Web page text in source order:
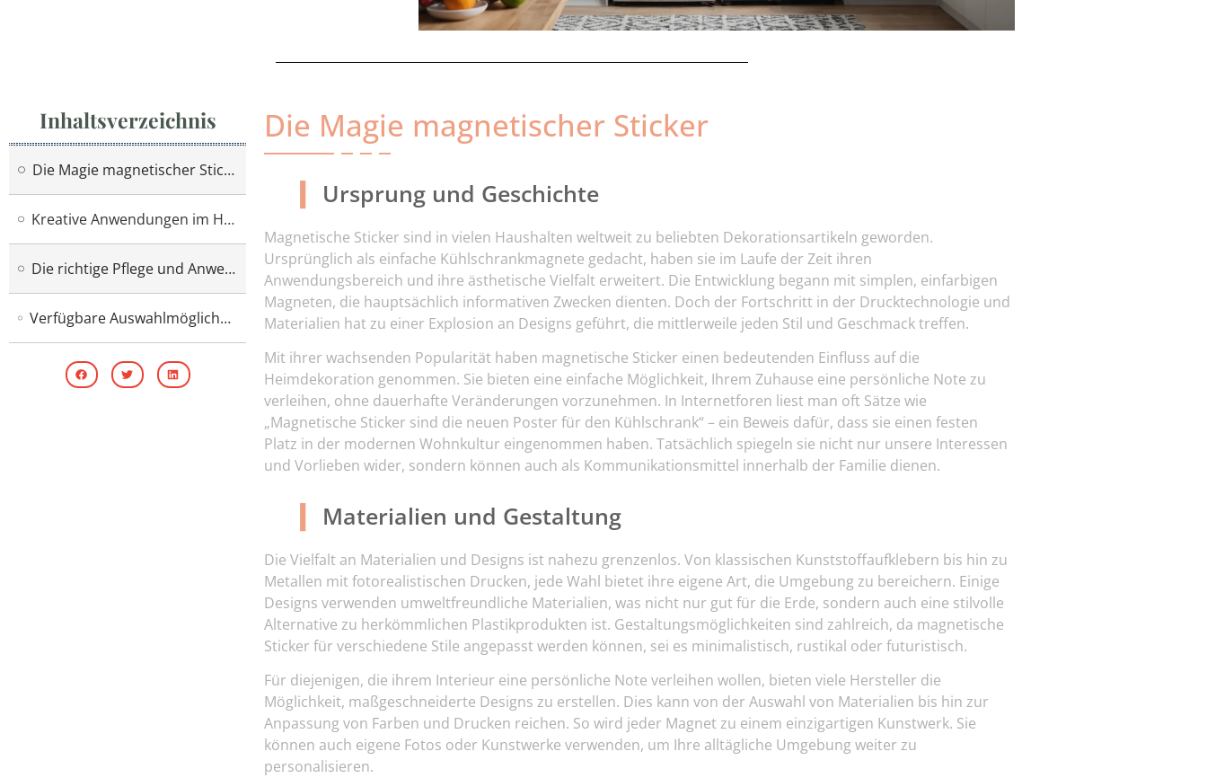
Inhaltsverzeichnis
Die Magie magnetischer Sticker
Kreative Anwendungen im Haushalt
Die richtige Pflege und Anwendung
Verfügbare Auswahlmöglichkeiten auf dem Markt
Die Magie magnetischer Sticker
Ursprung und Geschichte
Magnetische Sticker sind in vielen Haushalten weltweit zu beliebten Dekorationsartikeln geworden.
Ursprünglich als einfache Kühlschrankmagnete gedacht, haben sie im Laufe der Zeit ihren
Anwendungsbereich und ihre ästhetische Vielfalt erweitert. Die Entwicklung begann mit simplen, einfarbigen
Magneten, die hauptsächlich informativen Zwecken dienten. Doch der Fortschritt in der Drucktechnologie und
Materialien hat zu einer Explosion an Designs geführt, die mittlerweile jeden Stil und Geschmack treffen.
Mit ihrer wachsenden Popularität haben magnetische Sticker einen bedeutenden Einfluss auf die
Heimdekoration genommen. Sie bieten eine einfache Möglichkeit, Ihrem Zuhause eine persönliche Note zu
verleihen, ohne dauerhafte Veränderungen vorzunehmen. In Internetforen liest man oft Sätze wie
„Magnetische Sticker sind die neuen Poster für den Kühlschrank“ – ein Beweis dafür, dass sie einen festen
Platz in der modernen Wohnkultur eingenommen haben. Tatsächlich spiegeln sie nicht nur unsere Interessen
und Vorlieben wider, sondern können auch als Kommunikationsmittel innerhalb der Familie dienen.
Materialien und Gestaltung
Die Vielfalt an Materialien und Designs ist nahezu grenzenlos. Von klassischen Kunststoffaufklebern bis hin zu
Metallen mit fotorealistischen Drucken, jede Wahl bietet ihre eigene Art, die Umgebung zu bereichern. Einige
Designs verwenden umweltfreundliche Materialien, was nicht nur gut für die Erde, sondern auch eine stilvolle
Alternative zu herkömmlichen Plastikprodukten ist. Gestaltungsmöglichkeiten sind zahlreich, da magnetische
Sticker für verschiedene Stile angepasst werden können, sei es minimalistisch, rustikal oder futuristisch.
Für diejenigen, die ihrem Interieur eine persönliche Note verleihen wollen, bieten viele Hersteller die
Möglichkeit, maßgeschneiderte Designs zu erstellen. Dies kann von der Auswahl von Materialien bis hin zur
Anpassung von Farben und Drucken reichen. So wird jeder Magnet zu einem einzigartigen Kunstwerk. Sie
können auch eigene Fotos oder Kunstwerke verwenden, um Ihre alltägliche Umgebung weiter zu
personalisieren.